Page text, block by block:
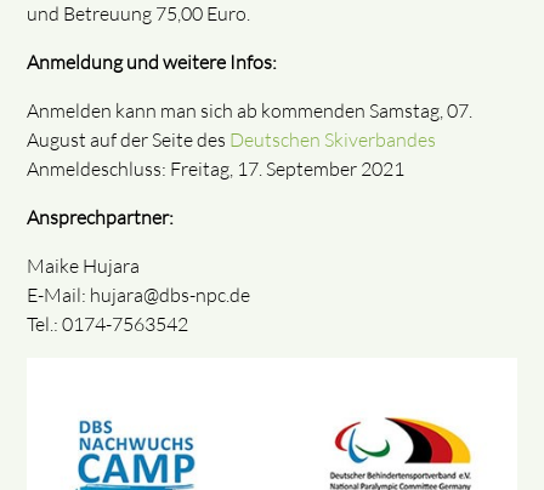
und Betreuung 75,00 Euro.
Anmeldung und weitere Infos:
Anmelden kann man sich ab kommenden Samstag, 07.
August auf der Seite des Deutschen Skiverbandes
Anmeldeschluss: Freitag, 17. September 2021
Ansprechpartner:
Maike Hujara
E-Mail: hujara@dbs-npc.de
Tel.: 0174-7563542